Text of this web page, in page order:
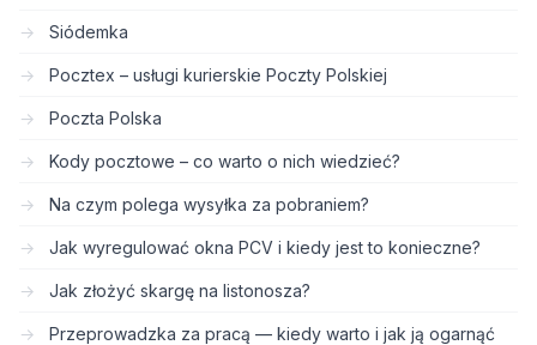
Siódemka
Pocztex – usługi kurierskie Poczty Polskiej
Poczta Polska
Kody pocztowe – co warto o nich wiedzieć?
Na czym polega wysyłka za pobraniem?
Jak wyregulować okna PCV i kiedy jest to konieczne?
Jak złożyć skargę na listonosza?
Przeprowadzka za pracą — kiedy warto i jak ją ogarnąć